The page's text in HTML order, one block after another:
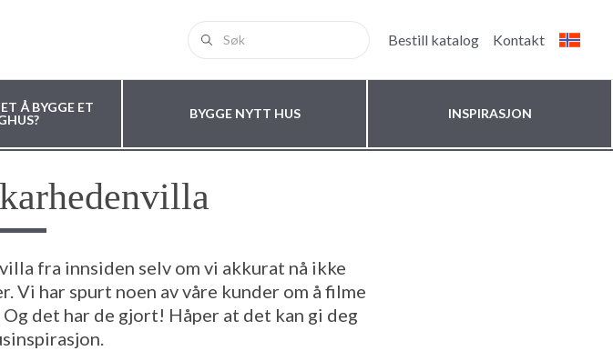
Bestill katalog Kontakt
Å BYGGE ET
BYGGE NYTT HUS INSPIRASJON
fra innsiden selv om vi akkurat nå ikke
Vi har spurt noen av våre kunder om å filme
det har de gjort! Håper at det kan gi deg